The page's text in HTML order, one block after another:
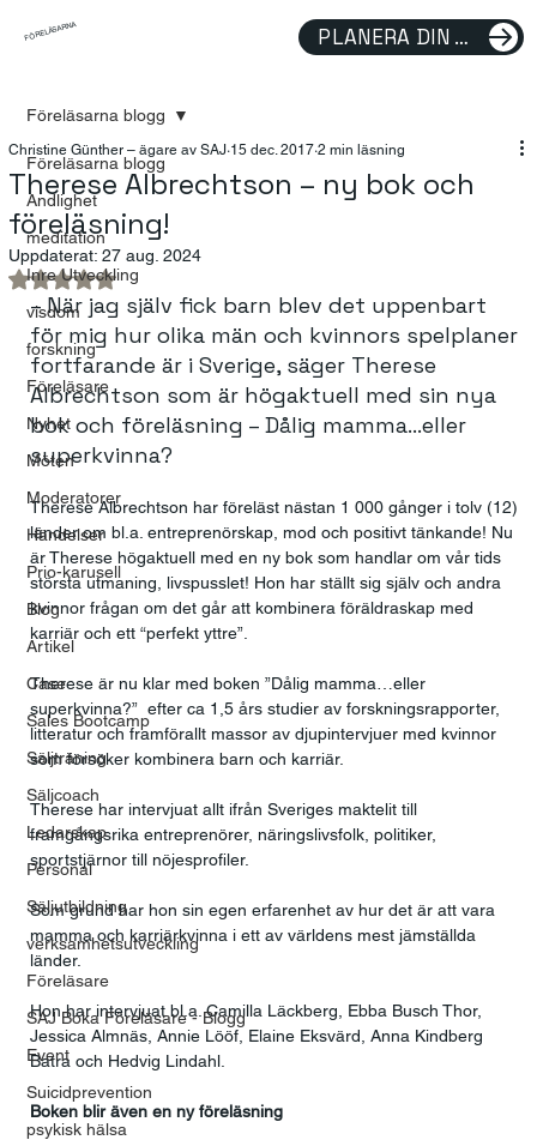
FÖRELÄSARNA PLANERA DIN FÖRELÄSNING
Föreläsarna blogg
Andlighet
meditation
Inre Utveckling
visdom
forskning
Föreläsare
Nyhet
Möten
Moderatorer
Händelser
Prio-karusell
Blog
Artikel
Case
Sales Bootcamp
Säljträning
Säljcoach
Ledarskap
Personal
Säljutbildning
verksamhetsutveckling
Föreläsare
SAJ Boka Föreläsare - Blogg
Event
Suicidprevention
psykisk hälsa
Föreläsarna blogg
Therese Albrechtson – ny bok och
föreläsning!
Christine Günther – ägare av SAJ 15 dec. 2017 2 min läsning
Uppdaterat: 27 aug. 2024
Betygsatt till NaN av 5 stjärnor.
– När jag själv fick barn blev det uppenbart
för mig hur olika män och kvinnors spelplaner
fortfarande är i Sverige, säger Therese
Albrechtson som är högaktuell med sin nya
bok och föreläsning – Dålig mamma…eller
superkvinna?
Therese Albrechtson har föreläst nästan 1 000 gånger i tolv (12)
länder om bl.a. entreprenörskap, mod och positivt tänkande! Nu
är Therese högaktuell med en ny bok som handlar om vår tids
största utmaning, livspusslet! Hon har ställt sig själv och andra
kvinnor frågan om det går att kombinera föräldraskap med
karriär och ett “perfekt yttre”.
Therese är nu klar med boken ”Dålig mamma…eller
superkvinna?”  efter ca 1,5 års studier av forskningsrapporter,
litteratur och framförallt massor av djupintervjuer med kvinnor
som försöker kombinera barn och karriär.
Therese har intervjuat allt ifrån Sveriges maktelit till
framgångsrika entreprenörer, näringslivsfolk, politiker,
sportstjärnor till nöjesprofiler.
Som grund har hon sin egen erfarenhet av hur det är att vara
mamma och karriärkvinna i ett av världens mest jämställda
länder.
Hon har intervjuat bl.a. Camilla Läckberg, Ebba Busch Thor,
Jessica Almnäs, Annie Lööf, Elaine Eksvärd, Anna Kindberg
Batra och Hedvig Lindahl.
Boken blir även en ny föreläsning